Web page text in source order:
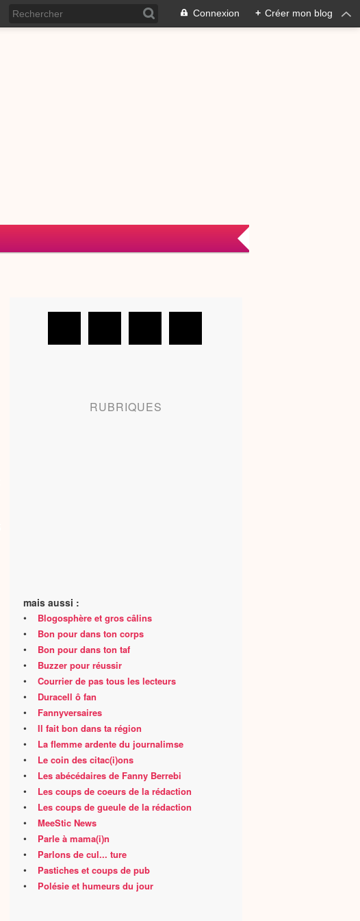
Connexion + Créer mon blog
RUBRIQUES
mais aussi :
• Blogosphère et gros câlins
• Bon pour dans ton corps
• Bon pour dans ton taf
• Buzzer pour réussir
• Courrier de pas tous les lecteurs
• Duracell ô fan
• Fannyversaires
• Il fait bon dans ta région
• La flemme ardente du journalimse
• Le coin des citac(i)ons
• Les abécédaires de Fanny Berrebi
• Les coups de coeurs de la rédaction
• Les coups de gueule de la rédaction
• MeeStic News
• Parle à mama(i)n
• Parlons de cul... ture
• Pastiches et coups de pub
• Polésie et humeurs du jour